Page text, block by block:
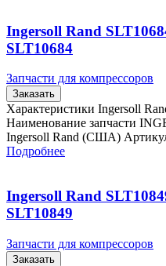
Ingersoll Rand
SLT10684
Запчасти для компрессоров
Заказать
Характеристики Ingersoll
Наименование запчасти
Ingersoll Rand (США)
Подробнее
Ingersoll Rand
SLT10849
Запчасти для компрессоров
Заказать